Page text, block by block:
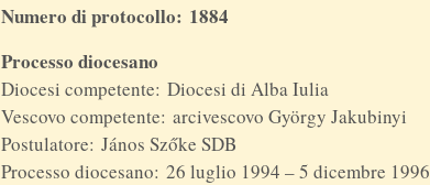
Numero di protocollo: 1884
Processo diocesano
Diocesi competente: Diocesi di Alba Iulia
Vescovo competente: arcivescovo György Jakubinyi
Postulatore: János Szőke SDB
Processo diocesano: 26 luglio 1994 – 5 dicembre 1996